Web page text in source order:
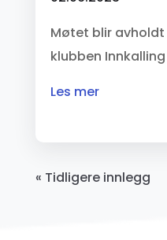
Møtet blir avholdt
klubben
les mer
« Tidligere innlegg